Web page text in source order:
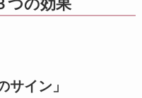
つの効果
サイン」